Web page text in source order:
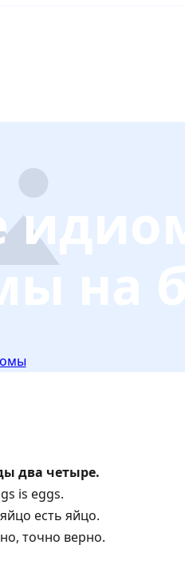
на
два четыре.
is eggs.
есть яйцо.
точно верно.